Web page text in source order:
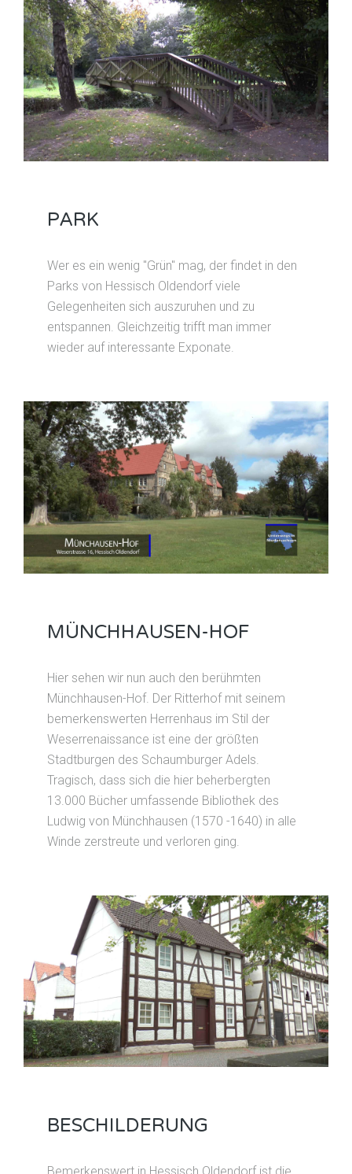
PARK
Wer es ein wenig "Grün" mag, der findet in den
Parks von Hessisch Oldendorf viele
Gelegenheiten sich auszuruhen und zu
entspannen. Gleichzeitig trifft man immer
wieder auf interessante Exponate.
MÜNCHHAUSEN-HOF
Hier sehen wir nun auch den berühmten
Münchhausen-Hof. Der Ritterhof mit seinem
bemerkenswerten Herrenhaus im Stil der
Weserrenaissance ist eine der größten
Stadtburgen des Schaumburger Adels.
Tragisch, dass sich die hier beherbergten
13.000 Bücher umfassende Bibliothek des
Ludwig von Münchhausen (1570 -1640) in alle
Winde zerstreute und verloren ging.
BESCHILDERUNG